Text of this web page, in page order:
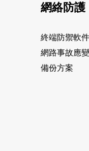
網絡防護
終端防禦軟件
網路事故應變
​備份方案